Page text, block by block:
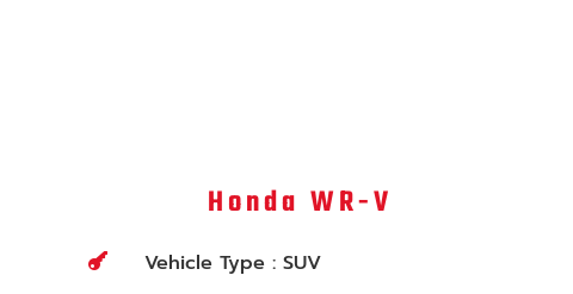
Honda WR-V
 Vehicle Type : SUV